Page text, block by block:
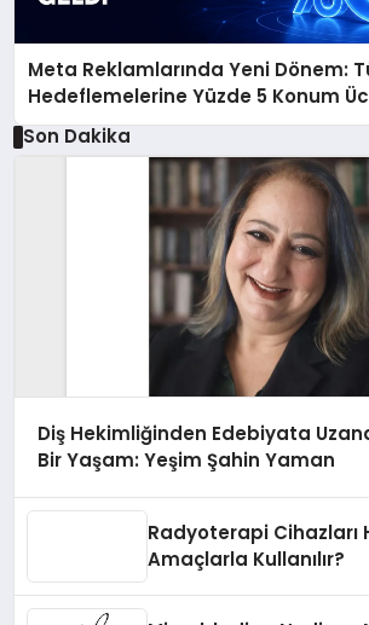
Meta Reklamlarında Yeni Dönem:
Hedeflemelerine Yüzde 5 Konum
Son Dakika
Diş Hekimliğinden Edebiyata
Bir Yaşam: Yeşim Şahin Yaman
Radyoterapi Cihazları
Amaçlarla Kullanılır?